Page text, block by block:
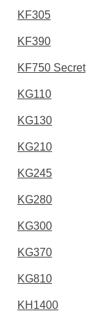
KF305
KF390
KF750 Secret
KG110
KG130
KG210
KG245
KG280
KG300
KG370
KG810
KH1400